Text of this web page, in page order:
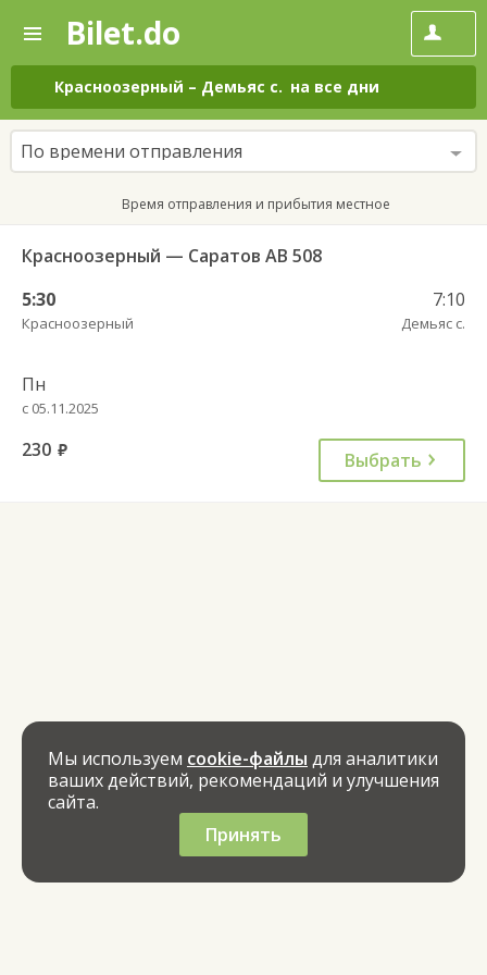
—
Поиск
и
покупка
билетов
на
автобус
онлайн
Bilet.do
Красноозерный – Демьяс с. на все дни
По времени отправления
Время отправления и прибытия местное
Красноозерный — Саратов АВ 508
5:30
Красноозерный
7:10
Демьяс с.
Пн
с 05.11.2025
230 руб. Выбрать
Мы используем cookie-файлы для аналитики
ваших действий, рекомендаций и улучшения
сайта.
Принять